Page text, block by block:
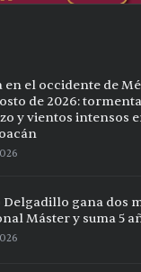
en el occidente de
de 2026:
y vientos intensos
Delgadillo gana dos
Máster y suma 5